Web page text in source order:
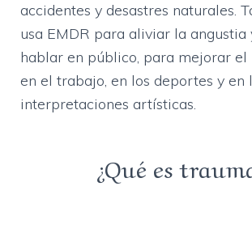
accidentes y desastres naturales.
usa EMDR para aliviar la angustia
hablar en público, para mejorar
en el trabajo, en los deportes y en
interpretaciones artísticas.
¿Qué es